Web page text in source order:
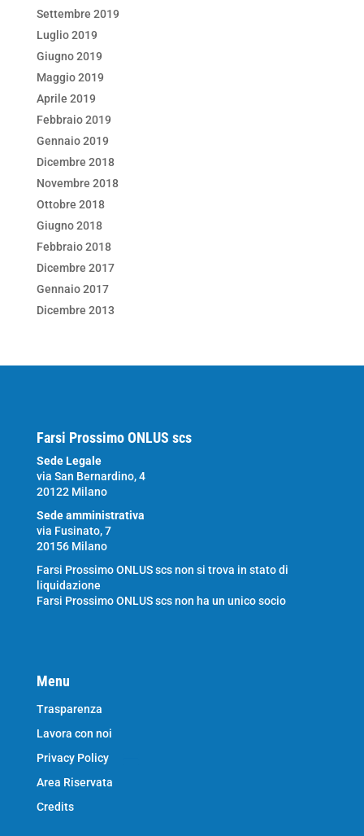
Settembre 2019
Luglio 2019
Giugno 2019
Maggio 2019
Aprile 2019
Febbraio 2019
Gennaio 2019
Dicembre 2018
Novembre 2018
Ottobre 2018
Giugno 2018
Febbraio 2018
Dicembre 2017
Gennaio 2017
Dicembre 2013
Farsi Prossimo ONLUS scs
Sede Legale
via San Bernardino, 4
20122 Milano
Sede amministrativa
via Fusinato, 7
20156 Milano
Farsi Prossimo ONLUS scs non si trova in stato di
liquidazione
Farsi Prossimo ONLUS scs non ha un unico socio
Menu
Trasparenza
Lavora con noi
Privacy Policy
Area Riservata
Credits